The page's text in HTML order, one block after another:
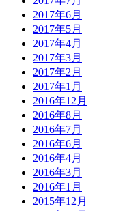
2017年6月
2017年5月
2017年4月
2017年3月
2017年2月
2017年1月
2016年12月
2016年8月
2016年7月
2016年6月
2016年4月
2016年3月
2016年1月
2015年12月